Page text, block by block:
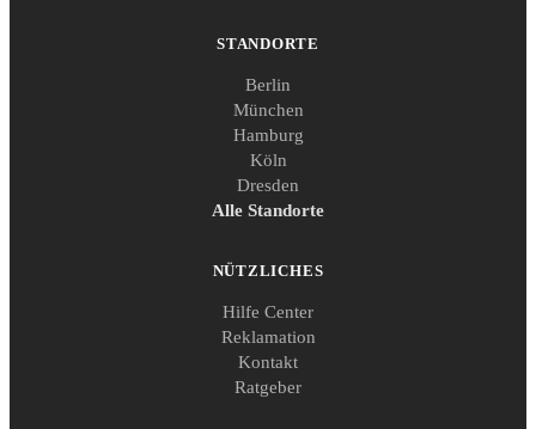
STANDORTE
Berlin
München
Hamburg
Köln
Dresden
Alle Standorte
NÜTZLICHES
Hilfe Center
Reklamation
Kontakt
Ratgeber